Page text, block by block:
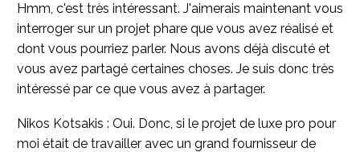
Hmm, c'est très intéressant. J'aimerais maintenant vous
interroger sur un projet phare que vous avez réalisé et
dont vous pourriez parler. Nous avons déjà discuté et
vous avez partagé certaines choses. Je suis donc très
intéressé par ce que vous avez à partager.
Nikos Kotsakis : Oui. Donc, si le projet de luxe pro pour
moi était de travailler avec un grand fournisseur de